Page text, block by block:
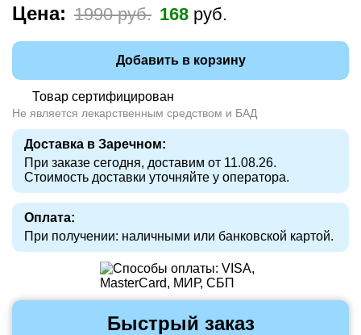
Цена: 1990 руб. 168 руб.
Товар сертифицирован
Не является лекарственным средством и БАД
Доставка в Заречном:
При заказе сегодня, доставим от 11.08.26.
Стоимость доставки уточняйте у оператора.
Оплата:
При получении: наличными или банковской картой.
Добавить в корзину
Быстрый заказ